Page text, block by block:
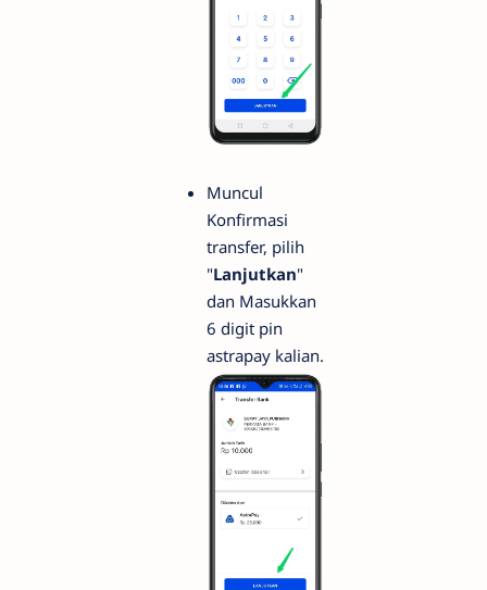
Muncul
Konfirmasi
transfer, pilih
"Lanjutkan"
dan Masukkan
6 digit pin
astrapay kalian.